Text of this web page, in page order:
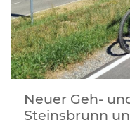
Neuer Geh-
Steinsbrunn